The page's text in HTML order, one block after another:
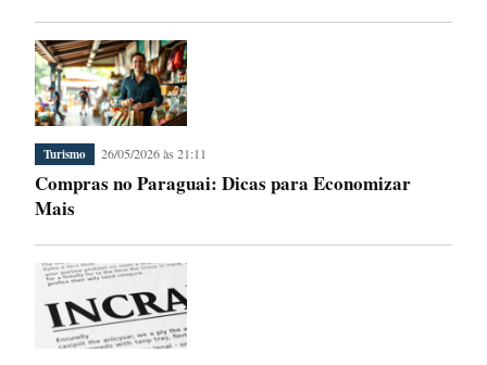
Turismo 26/05/2026 às 21:11
Compras no Paraguai: Dicas para Economizar
Mais